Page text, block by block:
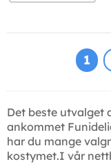
1
Det beste utvalget
ankommet
har du mange
kostymet.I vår